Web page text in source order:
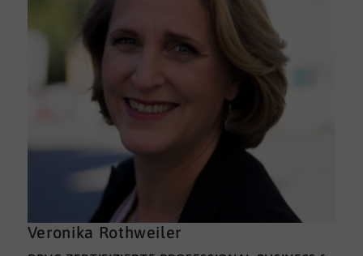
Veronika Rothweiler